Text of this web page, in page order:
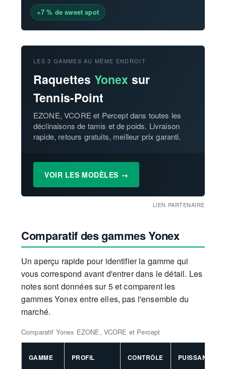
+7 % de sweet spot
LES 3 GAMMES AU MÊME ENDROIT
Raquettes Yonex sur
Tennis-Point
EZONE, VCORE et Percept dans toutes les
déclinaisons de tamis et de poids. Livraison
rapide, retours gratuits, meilleur prix garanti.
VOIR LES MODÈLES →
LIEN PARTENAIRE
Comparatif des gammes Yonex
Un aperçu rapide pour identifier la gamme qui
vous correspond avant d'entrer dans le détail. Les
notes sont données sur 5 et comparent les
gammes Yonex entre elles, pas l'ensemble du
marché.
Comparatif Yonex EZONE, VCORE et Percept
GAMME PROFIL CONTRÔLE PUISSANCE